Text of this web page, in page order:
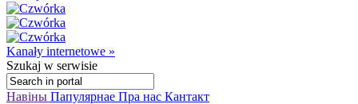
Kanały internetowe »
Szukaj w serwisie
Навіны Папулярнае Пра нас Кантакт